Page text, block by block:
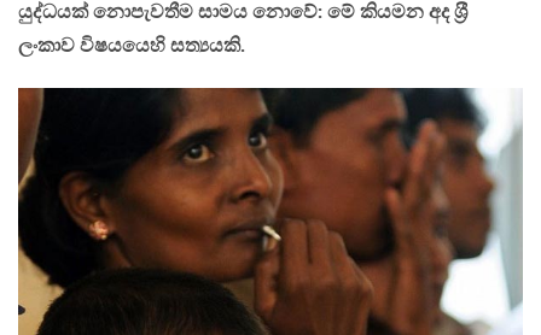
යුද්ධයක් නොපැවතීම සාමය නොවේ: මේ කියමන අද ශ‍්‍රී
ලංකාව විෂයයෙහි සත්‍යයකි.